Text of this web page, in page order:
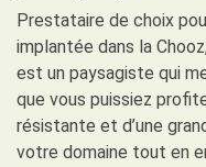
Prestataire de choix
implantée dans la
est un paysagiste qui
que vous puissiez
résistante et d’une
votre domaine tout en